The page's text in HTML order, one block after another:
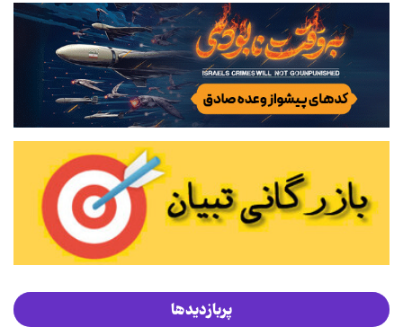
پربازدیدها